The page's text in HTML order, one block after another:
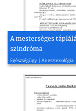
A mesterséges
szindróma
Egészségügy | Aneszteziológia
2008, 2 oldal